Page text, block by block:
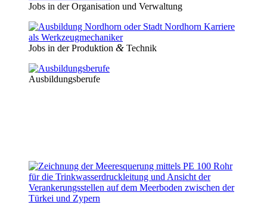
Jobs in der Organi­sation und Verwaltung
Jobs in der Produktion & Technik
Ausbil­dungs­berufe